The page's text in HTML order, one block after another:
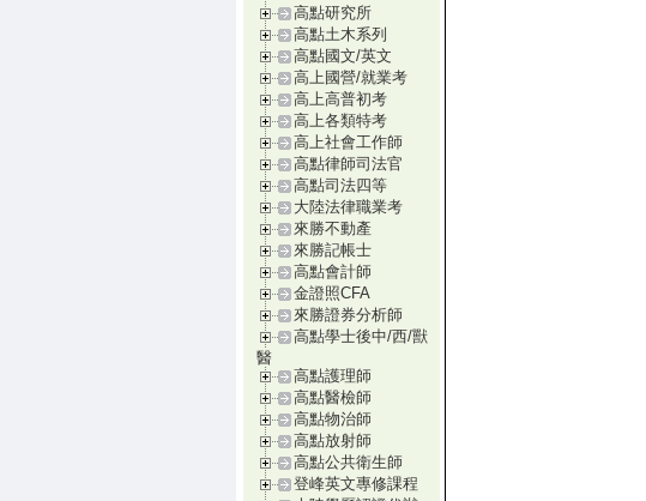
高點研究所
高點土木系列
高點國文/英文
高上國營/就業考
高上高普初考
高上各類特考
高上社會工作師
高點律師司法官
高點司法四等
大陸法律職業考
來勝不動產
來勝記帳士
高點會計師
金證照CFA
來勝證券分析師
高點學士後中/西/獸
醫
高點護理師
高點醫檢師
高點物治師
高點放射師
高點公共衛生師
登峰英文專修課程